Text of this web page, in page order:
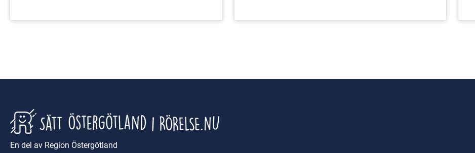
En del av Region Östergötland